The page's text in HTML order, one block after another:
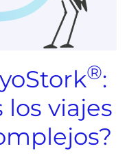
®:
los viajes